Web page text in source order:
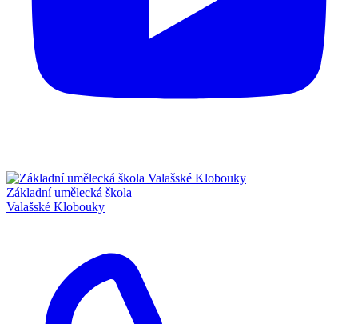
Základní umělecká škola
Valašské Klobouky